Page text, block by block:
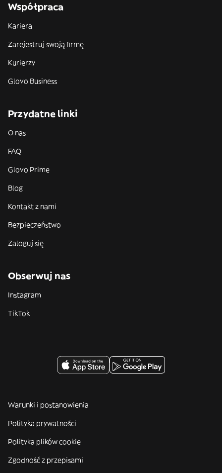
Współpraca
Kariera
Zarejestruj swoją firmę
Kurierzy
Glovo Business
Przydatne linki
O nas
FAQ
Glovo Prime
Blog
Kontakt z nami
Bezpieczeństwo
Zaloguj się
Obserwuj nas
Instagram
TikTok
Warunki i postanowienia
Polityka prywatności
Polityka plików cookie
Zgodność z przepisami